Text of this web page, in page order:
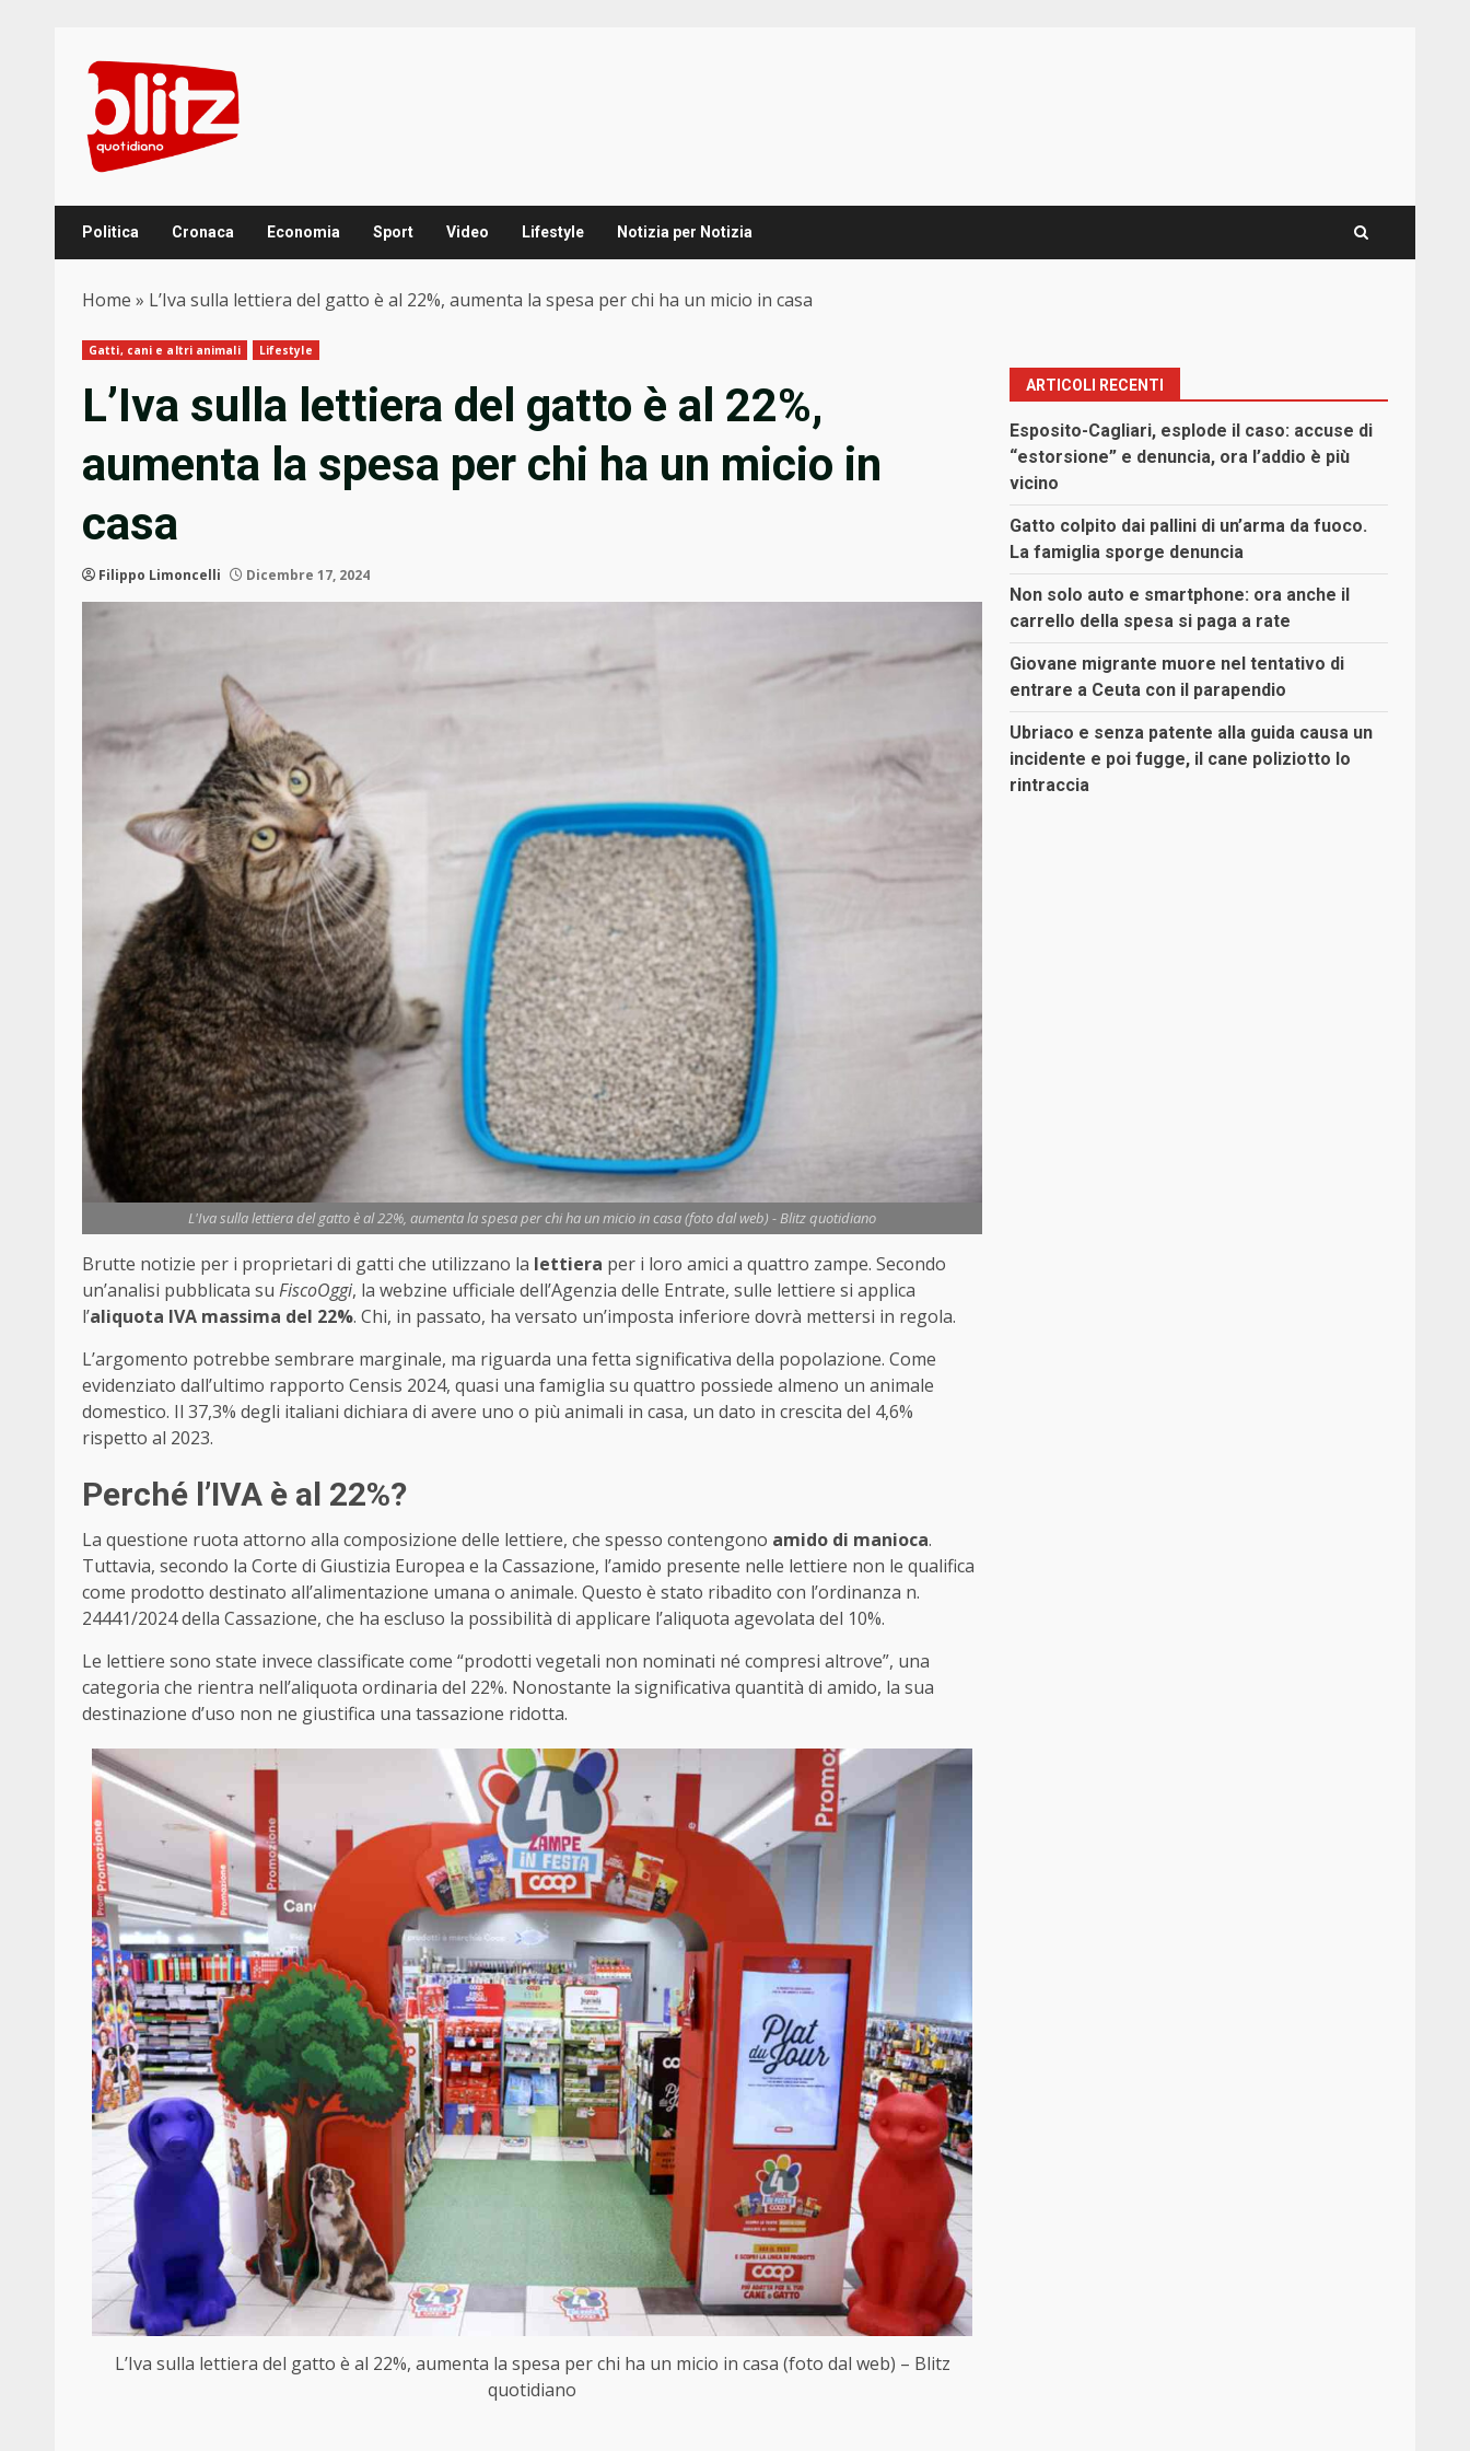
content
Politica Cronaca Economia Sport Video Lifestyle Notizia per Notizia
Home » L’Iva sulla lettiera del gatto è al 22%, aumenta la spesa per chi ha un micio in casa
Gatti, cani e altri animali Lifestyle
L’Iva sulla lettiera del gatto è al 22%,
aumenta la spesa per chi ha un micio in
casa
Filippo Limoncelli Dicembre 17, 2024
L'Iva sulla lettiera del gatto è al 22%, aumenta la spesa per chi ha un micio in casa (foto dal web) - Blitz quotidiano
Brutte notizie per i proprietari di gatti che utilizzano la lettiera per i loro amici a quattro zampe. Secondo
un’analisi pubblicata su FiscoOggi, la webzine ufficiale dell’Agenzia delle Entrate, sulle lettiere si applica
l’aliquota IVA massima del 22%. Chi, in passato, ha versato un’imposta inferiore dovrà mettersi in regola.
L’argomento potrebbe sembrare marginale, ma riguarda una fetta significativa della popolazione. Come
evidenziato dall’ultimo rapporto Censis 2024, quasi una famiglia su quattro possiede almeno un animale
domestico. Il 37,3% degli italiani dichiara di avere uno o più animali in casa, un dato in crescita del 4,6%
rispetto al 2023.
Perché l’IVA è al 22%?
La questione ruota attorno alla composizione delle lettiere, che spesso contengono amido di manioca.
Tuttavia, secondo la Corte di Giustizia Europea e la Cassazione, l’amido presente nelle lettiere non le qualifica
come prodotto destinato all’alimentazione umana o animale. Questo è stato ribadito con l’ordinanza n.
24441/2024 della Cassazione, che ha escluso la possibilità di applicare l’aliquota agevolata del 10%.
Le lettiere sono state invece classificate come “prodotti vegetali non nominati né compresi altrove”, una
categoria che rientra nell’aliquota ordinaria del 22%. Nonostante la significativa quantità di amido, la sua
destinazione d’uso non ne giustifica una tassazione ridotta.
L’Iva sulla lettiera del gatto è al 22%, aumenta la spesa per chi ha un micio in casa (foto dal web) – Blitz
quotidiano
ARTICOLI RECENTI
Esposito-Cagliari, esplode il caso: accuse di
“estorsione” e denuncia, ora l’addio è più
vicino
Gatto colpito dai pallini di un’arma da fuoco.
La famiglia sporge denuncia
Non solo auto e smartphone: ora anche il
carrello della spesa si paga a rate
Giovane migrante muore nel tentativo di
entrare a Ceuta con il parapendio
Ubriaco e senza patente alla guida causa un
incidente e poi fugge, il cane poliziotto lo
rintraccia